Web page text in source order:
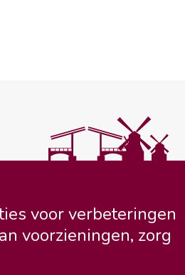
voor verbeteringen
voorzieningen, zorg